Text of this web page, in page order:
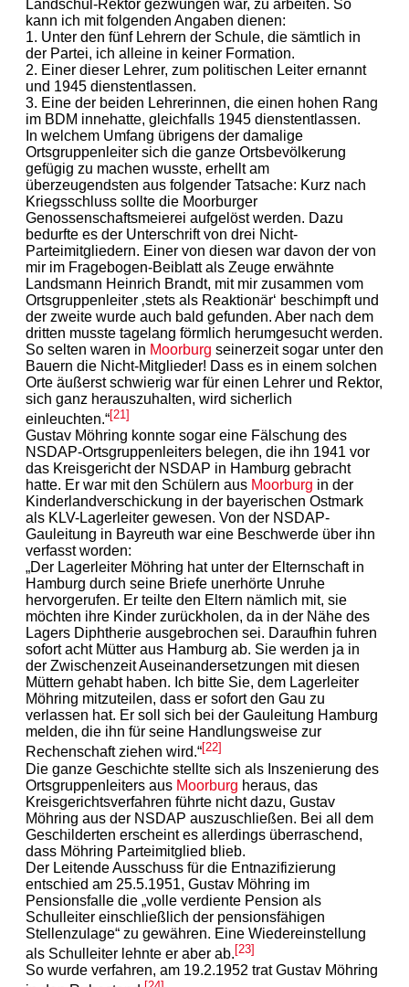
Landschul-Rektor gezwungen war, zu arbeiten. So
kann ich mit folgenden Angaben dienen:
1. Unter den fünf Lehrern der Schule, die sämtlich in
der Partei, ich alleine in keiner Formation.
2. Einer dieser Lehrer, zum politischen Leiter ernannt
und 1945 dienstentlassen.
3. Eine der beiden Lehrerinnen, die einen hohen Rang
im BDM innehatte, gleichfalls 1945 dienstentlassen.
In welchem Umfang übrigens der damalige
Ortsgruppenleiter sich die ganze Ortsbevölkerung
gefügig zu machen wusste, erhellt am
überzeugendsten aus folgender Tatsache: Kurz nach
Kriegsschluss sollte die Moorburger
Genossenschaftsmeierei aufgelöst werden. Dazu
bedurfte es der Unterschrift von drei Nicht-
Parteimitgliedern. Einer von diesen war davon der von
mir im Fragebogen-Beiblatt als Zeuge erwähnte
Landsmann Heinrich Brandt, mit mir zusammen vom
Ortsgruppenleiter ‚stets als Reaktionär‘ beschimpft und
der zweite wurde auch bald gefunden. Aber nach dem
dritten musste tagelang förmlich herumgesucht werden.
So selten waren in Moorburg seinerzeit sogar unter den
Bauern die Nicht-Mitglieder! Dass es in einem solchen
Orte äußerst schwierig war für einen Lehrer und Rektor,
sich ganz herauszuhalten, wird sicherlich
einleuchten.“[21]
Gustav Möhring konnte sogar eine Fälschung des
NSDAP-Ortsgruppenleiters belegen, die ihn 1941 vor
das Kreisgericht der NSDAP in Hamburg gebracht
hatte. Er war mit den Schülern aus Moorburg in der
Kinderlandverschickung in der bayerischen Ostmark
als KLV-Lagerleiter gewesen. Von der NSDAP-
Gauleitung in Bayreuth war eine Beschwerde über ihn
verfasst worden:
„Der Lagerleiter Möhring hat unter der Elternschaft in
Hamburg durch seine Briefe unerhörte Unruhe
hervorgerufen. Er teilte den Eltern nämlich mit, sie
möchten ihre Kinder zurückholen, da in der Nähe des
Lagers Diphtherie ausgebrochen sei. Daraufhin fuhren
sofort acht Mütter aus Hamburg ab. Sie werden ja in
der Zwischenzeit Auseinandersetzungen mit diesen
Müttern gehabt haben. Ich bitte Sie, dem Lagerleiter
Möhring mitzuteilen, dass er sofort den Gau zu
verlassen hat. Er soll sich bei der Gauleitung Hamburg
melden, die ihn für seine Handlungsweise zur
Rechenschaft ziehen wird.“[22]
Die ganze Geschichte stellte sich als Inszenierung des
Ortsgruppenleiters aus Moorburg heraus, das
Kreisgerichtsverfahren führte nicht dazu, Gustav
Möhring aus der NSDAP auszuschließen. Bei all dem
Geschilderten erscheint es allerdings überraschend,
dass Möhring Parteimitglied blieb.
Der Leitende Ausschuss für die Entnazifizierung
entschied am 25.5.1951, Gustav Möhring im
Pensionsfalle die „volle verdiente Pension als
Schulleiter einschließlich der pensionsfähigen
Stellenzulage“ zu gewähren. Eine Wiedereinstellung
als Schulleiter lehnte er aber ab. [23]
So wurde verfahren, am 19.2.1952 trat Gustav Möhring